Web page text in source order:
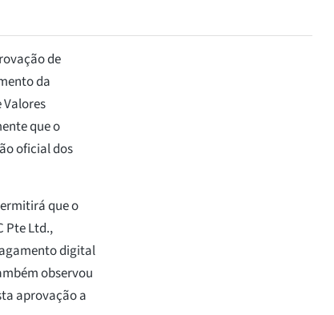
de
da
que o
oficial dos
que o
Pte Ltd.,
digital
observou
aprovação a